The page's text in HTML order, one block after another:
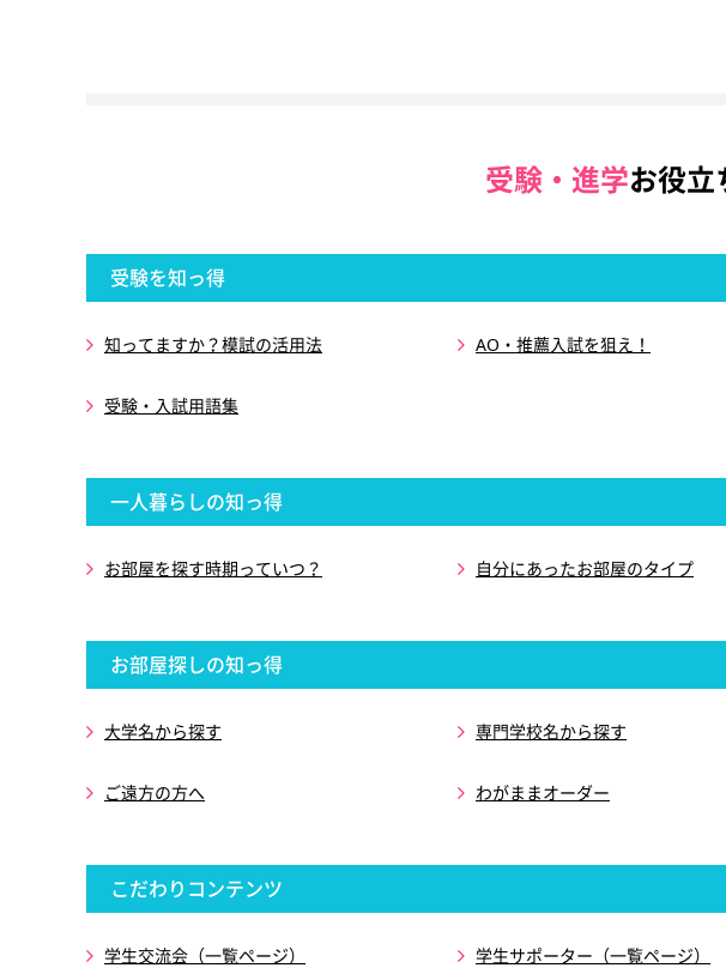
受験・進学お役立
受験を知っ得
知ってますか？模試の活用法 AO・推薦入試を狙え！
受験・入試用語集
一人暮らしの知っ得
お部屋を探す時期っていつ？ 自分にあったお部屋のタイプ
お部屋探しの知っ得
大学名から探す 専門学校名から探す
ご遠方の方へ わがままオーダー
こだわりコンテンツ
学生交流会（一覧ページ） 学生サポーター（一覧ページ）